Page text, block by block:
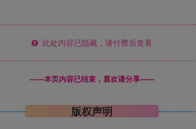
此处内容已隐藏，请付费后查看
------本页内容已结束，喜欢请分享------
版权声明